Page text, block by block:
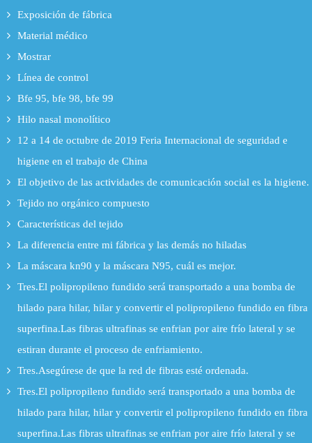
Exposición de fábrica
Material médico
Mostrar
Línea de control
Bfe 95, bfe 98, bfe 99
Hilo nasal monolítico
12 a 14 de octubre de 2019 Feria Internacional de seguridad e
higiene en el trabajo de China
El objetivo de las actividades de comunicación social es la higiene.
Tejido no orgánico compuesto
Características del tejido
La diferencia entre mi fábrica y las demás no hiladas
La máscara kn90 y la máscara N95, cuál es mejor.
Tres.El polipropileno fundido será transportado a una bomba de
hilado para hilar, hilar y convertir el polipropileno fundido en fibra
superfina.Las fibras ultrafinas se enfrian por aire frío lateral y se
estiran durante el proceso de enfriamiento.
Tres.Asegúrese de que la red de fibras esté ordenada.
Tres.El polipropileno fundido será transportado a una bomba de
hilado para hilar, hilar y convertir el polipropileno fundido en fibra
superfina.Las fibras ultrafinas se enfrian por aire frío lateral y se